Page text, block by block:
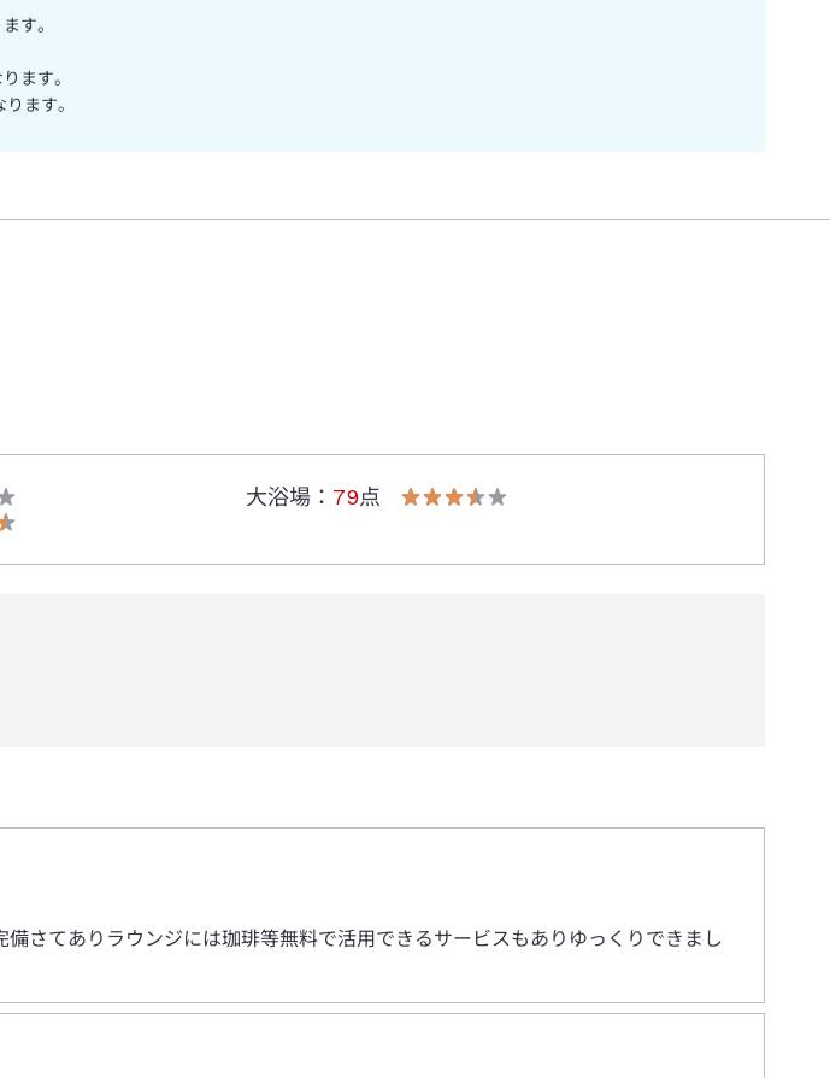
す。
ます。
ます。
大浴場 ： 79点
さてありラウンジには珈琲等無料で活用できるサービスもありゆっくりできまし